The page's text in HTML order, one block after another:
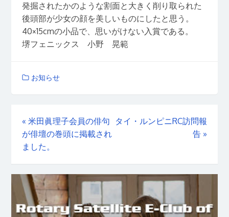
発掘されたかのような割面と大きく削り取られた
後頭部が少女の顔を美しいものにしたと思う。
40×15cmの小品で、思いがけない入賞である。
堺フェニックス 小野 晃範
お知らせ
« 米田眞理子会員の俳句
が俳壇の巻頭に掲載され
ました。
タイ・ルンピニRC訪問報
告 »